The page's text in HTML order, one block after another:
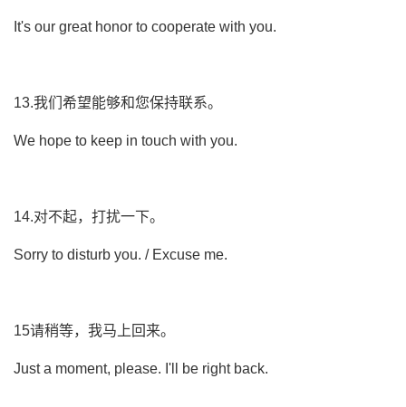
It's our great honor to cooperate with you.
13.我们希望能够和您保持联系。
We hope to keep in touch with you.
14.对不起，打扰一下。
Sorry to disturb you. / Excuse me.
15请稍等，我马上回来。
Just a moment, please. I'll be right back.